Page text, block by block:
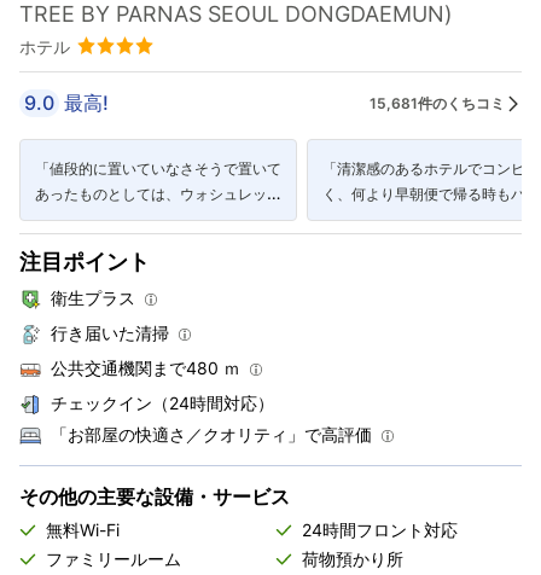
TREE BY PARNAS SEOUL DONGDAEMUN)
ホテル
9.0 最高! 15,681件のくちコミ
「値段的に置いていなさそうで置いて
あったものとしては、ウォシュレッ
ト、バスローブ、非接触スマホ充電
「清潔感のあるホテルでコンビ
く、何より早朝便で帰る時もバ
ほぼ目の前なので始発も余裕で
注目ポイント
衛生プラス
行き届いた清掃
公共交通機関まで480 ｍ
チェックイン（24時間対応）
「お部屋の快適さ／クオリティ」で高評価
その他の主要な設備・サービス
無料Wi-Fi
24時間フロント対応
ファミリールーム
荷物預かり所